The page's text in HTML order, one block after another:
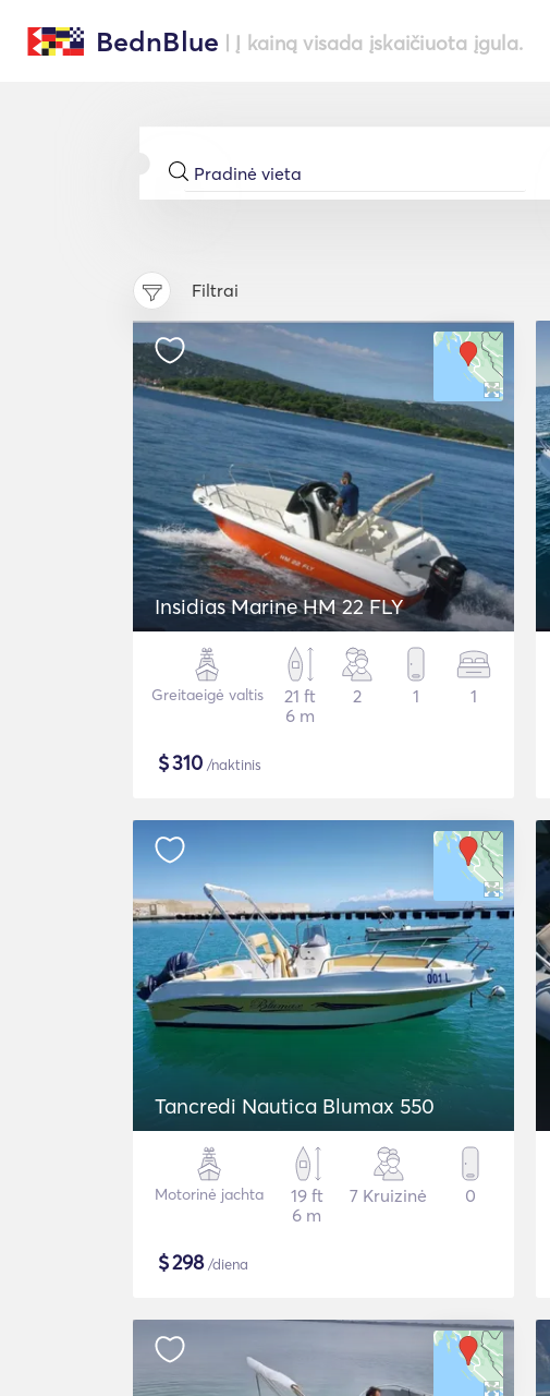
BednBlue | Į kainą visada įskaičiuota įgula.
Filtrai
Insidias Marine HM 22 FLY
Greitaeigė valtis
21 ft
6 m
2 1 1
$310 /naktinis
Tancredi Nautica Blumax 550
Motorinė jachta
19 ft
6 m
7 Kruizinė 0
$298/diena